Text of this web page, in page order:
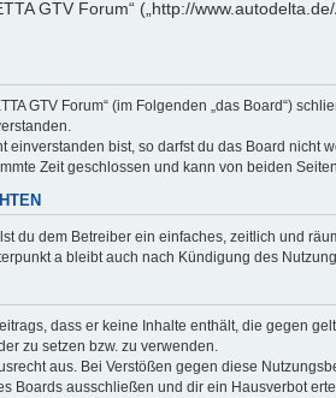
GTV Forum“ („http://
GTV Forum“ (im Folgenden „das Board“)
einverstanden bist, so darfst du das Board
Zeit geschlossen und kann von beiden
du dem Betreiber ein einfaches, zeitlich und
a bleibt auch nach Kündigung des
dass er keine Inhalte enthält, die gegen
zu setzen bzw. zu verwenden.
aus. Bei Verstößen gegen diese
Boards ausschließen und dir ein Hausverbot